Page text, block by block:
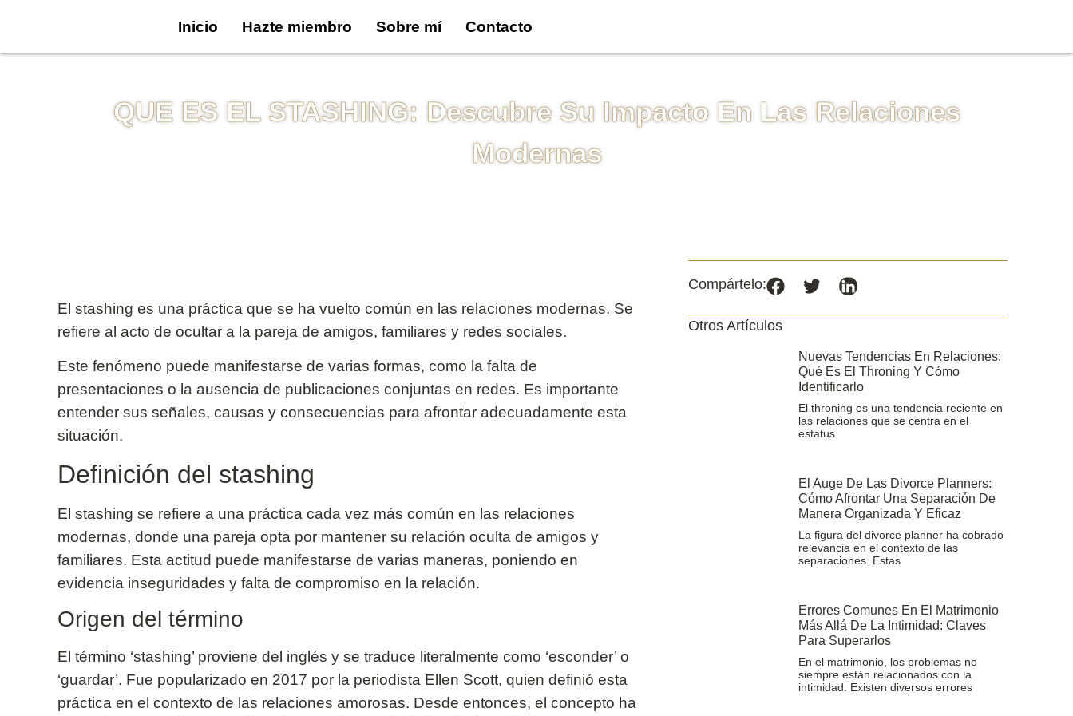
Inicio Hazte miembro Sobre mí Contacto
QUE ES EL STASHING: Descubre Su Impacto En Las Relaciones
Modernas
El stashing es una práctica que se ha vuelto común en las relaciones modernas. Se
refiere al acto de ocultar a la pareja de amigos, familiares y redes sociales.
Este fenómeno puede manifestarse de varias formas, como la falta de
presentaciones o la ausencia de publicaciones conjuntas en redes. Es importante
entender sus señales, causas y consecuencias para afrontar adecuadamente esta
situación.
Definición del stashing
El stashing se refiere a una práctica cada vez más común en las relaciones
modernas, donde una pareja opta por mantener su relación oculta de amigos y
familiares. Esta actitud puede manifestarse de varias maneras, poniendo en
evidencia inseguridades y falta de compromiso en la relación.
Origen del término
El término ‘stashing’ proviene del inglés y se traduce literalmente como ‘esconder’ o
‘guardar’. Fue popularizado en 2017 por la periodista Ellen Scott, quien definió esta
práctica en el contexto de las relaciones amorosas. Desde entonces, el concepto ha
Compártelo:
Otros Artículos
Nuevas Tendencias En Relaciones:
Qué Es El Throning Y Cómo
Identificarlo
El throning es una tendencia reciente en
las relaciones que se centra en el
estatus
El Auge De Las Divorce Planners:
Cómo Afrontar Una Separación De
Manera Organizada Y Eficaz
La figura del divorce planner ha cobrado
relevancia en el contexto de las
separaciones. Estas
Errores Comunes En El Matrimonio
Más Allá De La Intimidad: Claves
Para Superarlos
En el matrimonio, los problemas no
siempre están relacionados con la
intimidad. Existen diversos errores